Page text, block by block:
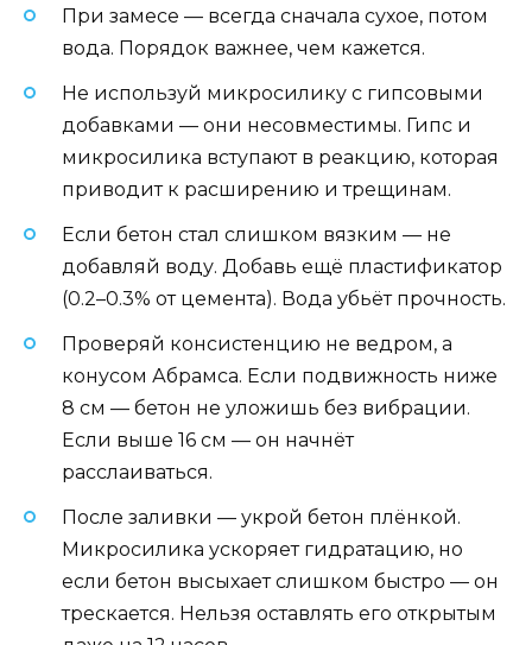
При замесе — всегда сначала сухое, потом
вода. Порядок важнее, чем кажется.
Не используй микросилику с гипсовыми
добавками — они несовместимы. Гипс и
микросилика вступают в реакцию, которая
приводит к расширению и трещинам.
Если бетон стал слишком вязким — не
добавляй воду. Добавь ещё пластификатор
(0.2–0.3% от цемента). Вода убьёт прочность.
Проверяй консистенцию не ведром, а
конусом Абрамса. Если подвижность ниже
8 см — бетон не уложишь без вибрации.
Если выше 16 см — он начнёт
расслаиваться.
После заливки — укрой бетон плёнкой.
Микросилика ускоряет гидратацию, но
если бетон высыхает слишком быстро — он
трескается. Нельзя оставлять его открытым